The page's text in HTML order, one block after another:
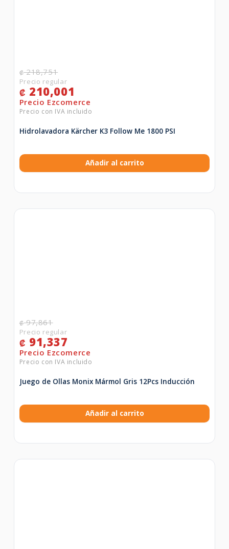
₡218,751
₡ 210,001
Hidrolavadora Kärcher K3 Follow Me 1800 PSI
Añadir al carrito
₡97,861
₡ 91,337
Juego de Ollas Monix Mármol Gris 12Pcs Inducción
Añadir al carrito